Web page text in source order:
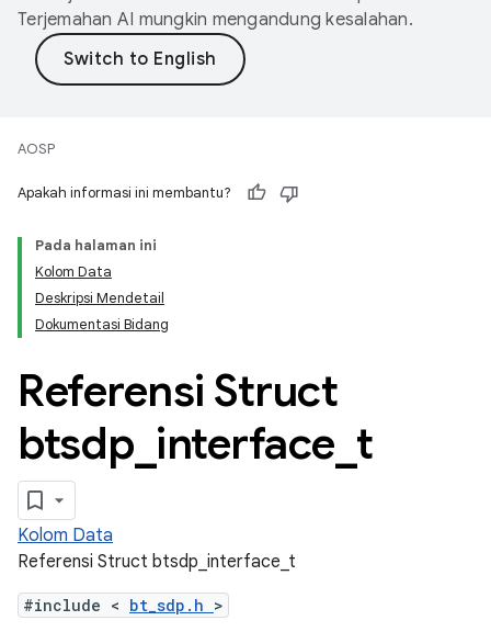
Terjemahan AI mungkin mengandung kesalahan.
AOSP
Apakah informasi ini membantu?
Pada halaman ini
Kolom Data
Deskripsi Mendetail
Dokumentasi Bidang
Referensi Struct
btsdp interface t
Kolom Data
Referensi Struct btsdp_interface_t
#include < bt_sdp.h >